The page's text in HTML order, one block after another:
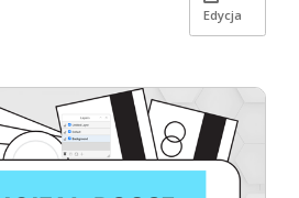
Edycja